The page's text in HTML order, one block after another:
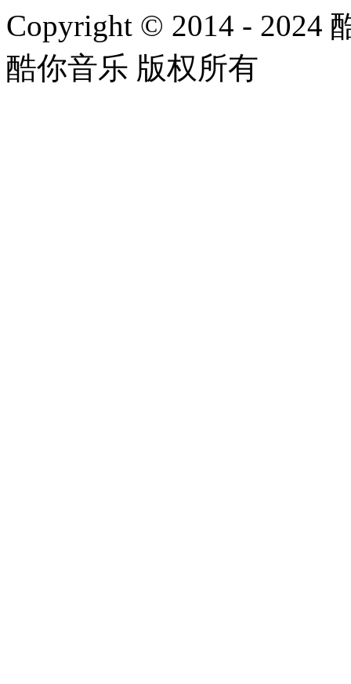
Copyright © 2014 - 2024
酷你音乐 版权所有